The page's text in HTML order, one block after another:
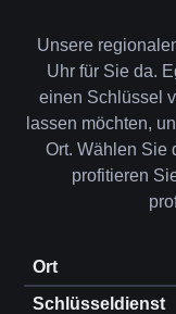
Unsere
Uhr für Sie da.
einen Schlüssel
lassen möchten,
Ort. Wählen Sie
profitieren
Ort
Schlüsseldienst